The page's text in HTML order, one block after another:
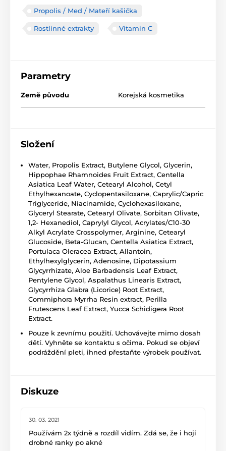
Propolis / Med / Mateří kašička
Rostlinné extrakty Vitamin C
Parametry
Země původu Korejská kosmetika
Složení
Water, Propolis Extract, Butylene Glycol, Glycerin,
Hippophae Rhamnoides Fruit Extract, Centella
Asiatica Leaf Water, Cetearyl Alcohol, Cetyl
Ethylhexanoate, Cyclopentasiloxane, Caprylic/Capric
Triglyceride, Niacinamide, Cyclohexasiloxane,
Glyceryl Stearate, Cetearyl Olivate, Sorbitan Olivate,
1,2- Hexanediol, Caprylyl Glycol, Acrylates/C10-30
Alkyl Acrylate Crosspolymer, Arginine, Cetearyl
Glucoside, Beta-Glucan, Centella Asiatica Extract,
Portulaca Oleracea Extract, Allantoin,
Ethylhexylglycerin, Adenosine, Dipotassium
Glycyrrhizate, Aloe Barbadensis Leaf Extract,
Pentylene Glycol, Aspalathus Linearis Extract,
Glycyrrhiza Glabra (Licorice) Root Extract,
Commiphora Myrrha Resin extract, Perilla
Frutescens Leaf Extract, Yucca Schidigera Root
Extract.
Pouze k zevnímu použití. Uchovávejte mimo dosah
dětí. Vyhněte se kontaktu s očima. Pokud se objeví
podráždění pleti, ihned přestaňte výrobek používat.
Diskuze
30. 03. 2021
Používám 2x týdně a rozdíl vidím. Zdá se, že i hojí
drobné ranky po akné